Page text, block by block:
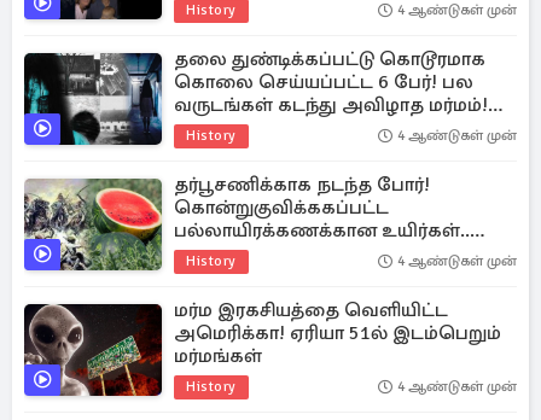
History 4 ஆண்டுகள் முன்
தலை துண்டிக்கப்பட்டு கொடூரமாக
கொலை செய்யப்பட்ட 6 பேர்! பல
வருடங்கள் கடந்து அவிழாத மர்மம்!
உலகையே உலுக்கிய சம்பவம்
History 4 ஆண்டுகள் முன்
தர்பூசணிக்காக நடந்த போர்!
கொன்றுகுவிக்ககப்பட்ட
பல்லாயிரக்கணக்கான உயிர்கள்..
சுவாரஸ்ய வரலாறு
History 4 ஆண்டுகள் முன்
மர்ம இரகசியத்தை வெளியிட்ட
அமெரிக்கா! ஏரியா 51ல் இடம்பெறும்
மர்மங்கள்
History 4 ஆண்டுகள் முன்